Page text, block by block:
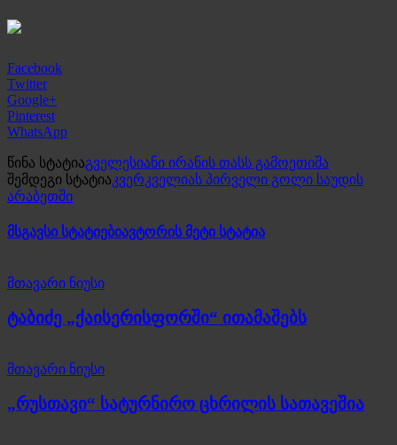
Facebook
Twitter
Google+
Pinterest
WhatsApp
წინა სტატიაგველესიანი ირანის თასს გამოეთიშა
შემდეგი სტატიაკვერკველიას პირველი გოლი საუდის
არაბეთში
მსგავსი სტატიებიავტორის მეტი სტატია
მთავარი ნიუსი
ტაბიძე „ქაისერისფორში“ ითამაშებს
მთავარი ნიუსი
„რუსთავი“ სატურნირო ცხრილის სათავეშია